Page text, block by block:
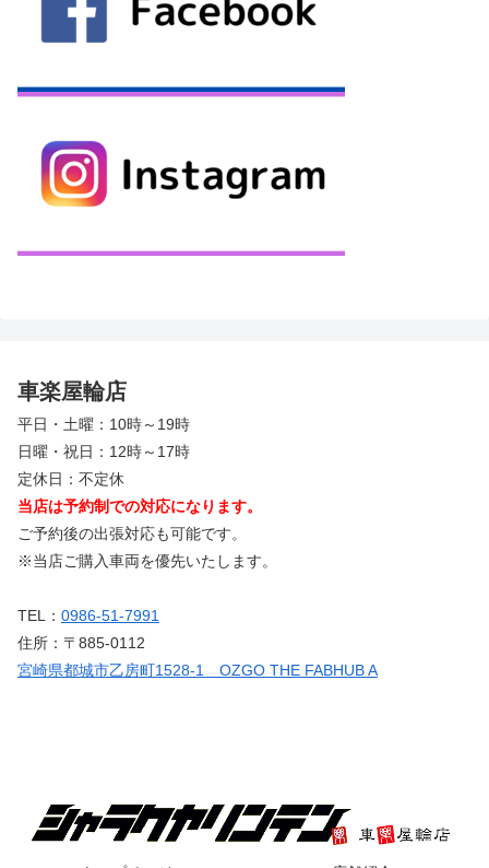
車楽屋輪店
平日・土曜：10時～19時
日曜・祝日：12時～17時
定休日：不定休
当店は予約制での対応になります。
ご予約後の出張対応も可能です。
※当店ご購入車両を優先いたします。
TEL： 0986-51-7991
住所：〒885-0112
宮崎県都城市乙房町1528-1 OZGO THE FABHUB A